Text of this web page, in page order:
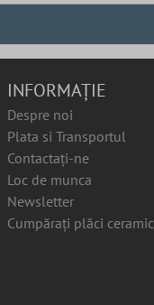
INFORMAȚIE
Despre noi
Plata si Transportul
Contactați-ne
Loc de munca
Newsletter
Cumpărați plăci